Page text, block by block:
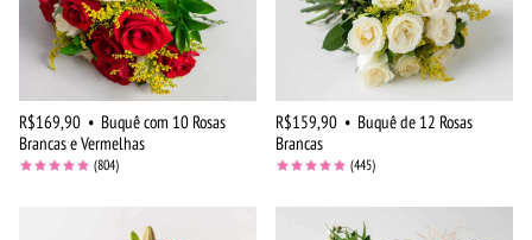
R$169,90 • Buquê com 10 Rosas
Brancas e Vermelhas
(804)
R$159,90 • Buquê de 12 Rosas
Brancas
(445)